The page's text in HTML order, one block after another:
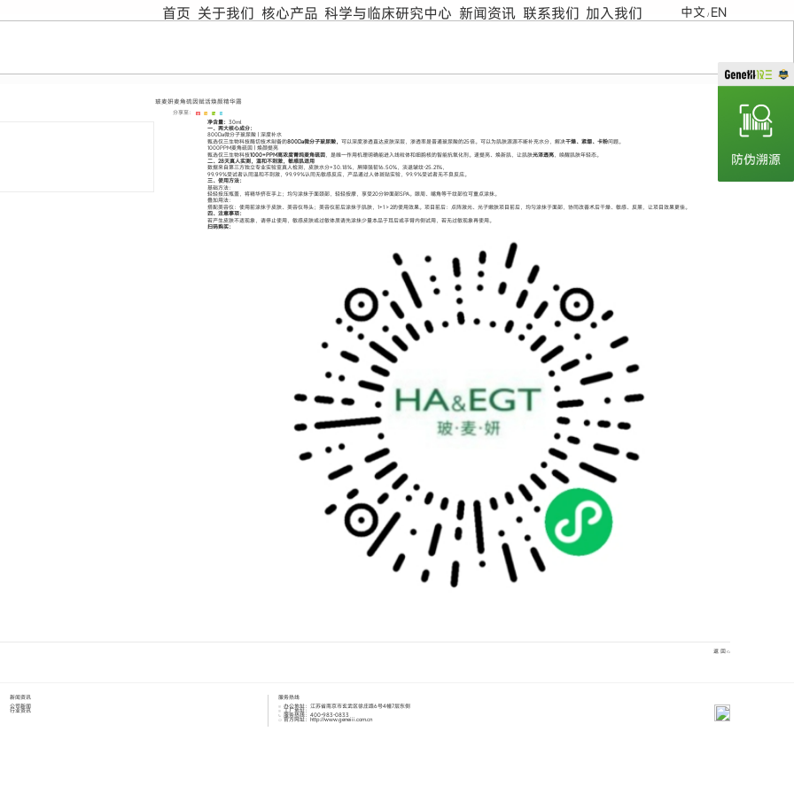
首页 关于我们 核心产品 科学与临床研究中心 新闻资讯 联系我们 加入我们 中文 / EN
玻麦妍麦角硫因赋活焕颜精华露
分享至：
净含量： 30ml
一、两大核心成分：
800Da微分子玻尿酸 | 深度补水
甄选仅三生物科技酶切技术制备的800Da微分子玻尿酸， 可以深度渗透直达皮肤深层，渗透率是普通玻尿酸的25倍。可以为肌肤源源不断补充水分，解决干燥、紧绷、卡粉问题。
1000PPM麦角硫因 | 焕颜提亮
甄选仅三生物科技1000+PPM高浓度菁纯麦角硫因，是唯一作用机理明确能进入线粒体和细胞核的智能抗氧化剂。速提亮、焕新肌，让肌肤光泽透亮，唤醒肌肤年轻态。
二、28天真人实测，温和不刺激，敏感肌适用
数据来自第三方独立专业实验室真人检测，皮肤水分+30.18%，屏障强韧16.50%，淡退皱纹-25.21%，
99.99%受试者认同温和不刺激，99.99%认同无敏感反应，产品通过人体斑贴实验，99.9%受试者无不良反应。
三、使用方法：
基础方法：
轻轻按压瓶盖，将精华挤在手上；均匀涂抹于面颈部，轻轻按摩，享受20分钟面部SPA。眼周、嘴角等干纹部位可重点涂抹。
叠加用法：
搭配美容仪：使用前涂抹于皮肤、美容仪导头；美容仪前后涂抹于肌肤，1+1＞2的使用效果。项目前后：点阵激光、光子嫩肤项目前后，均匀涂抹于面部，协同改善术后干燥、敏感、反黑，让项目效果更佳。
四、注意事项：
若产生皮肤不适现象，请停止使用，敏感皮肤或过敏体质请先涂抹少量本品于耳后或手臂内侧试用，若无过敏现象再使用。
扫码购买：
返 回
新闻资讯
公司新闻
行业资讯
服务热线
办公地址：江苏省南京市玄武区徐庄路6号4幢7层东侧
工厂地址：
服务热线：400-983-0833
官方网址：http://www.geneiii.com.cn